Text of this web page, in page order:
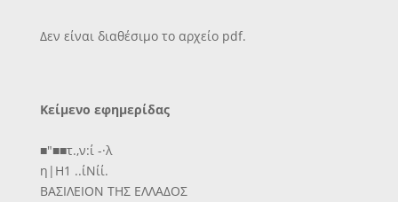
Δεν είναι διαθέσιμο το αρχείο pdf.
Κείμενο εφημερίδας
■"■■τ.,ν:ί -·λ
η|Η1 ..ίΝίί.
ΒΑΣΙΛΕΙΟΝ ΤΗΣ ΕΛΛΑΔΟΣ